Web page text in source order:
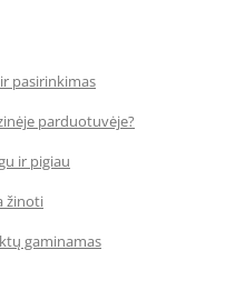
pasirinkimas
parduotuvėje?
ir pigiau
žinoti
gaminamas